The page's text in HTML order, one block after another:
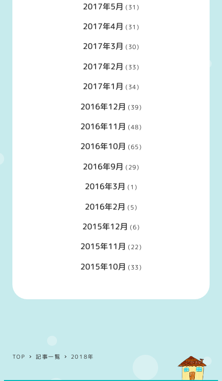
2017年5月 (31)
2017年4月 (31)
2017年3月 (30)
2017年2月 (33)
2017年1月 (34)
2016年12月 (39)
2016年11月 (48)
2016年10月 (65)
2016年9月 (29)
2016年3月 (1)
2016年2月 (5)
2015年12月 (6)
2015年11月 (22)
2015年10月 (33)
TOP 記事一覧 2018年